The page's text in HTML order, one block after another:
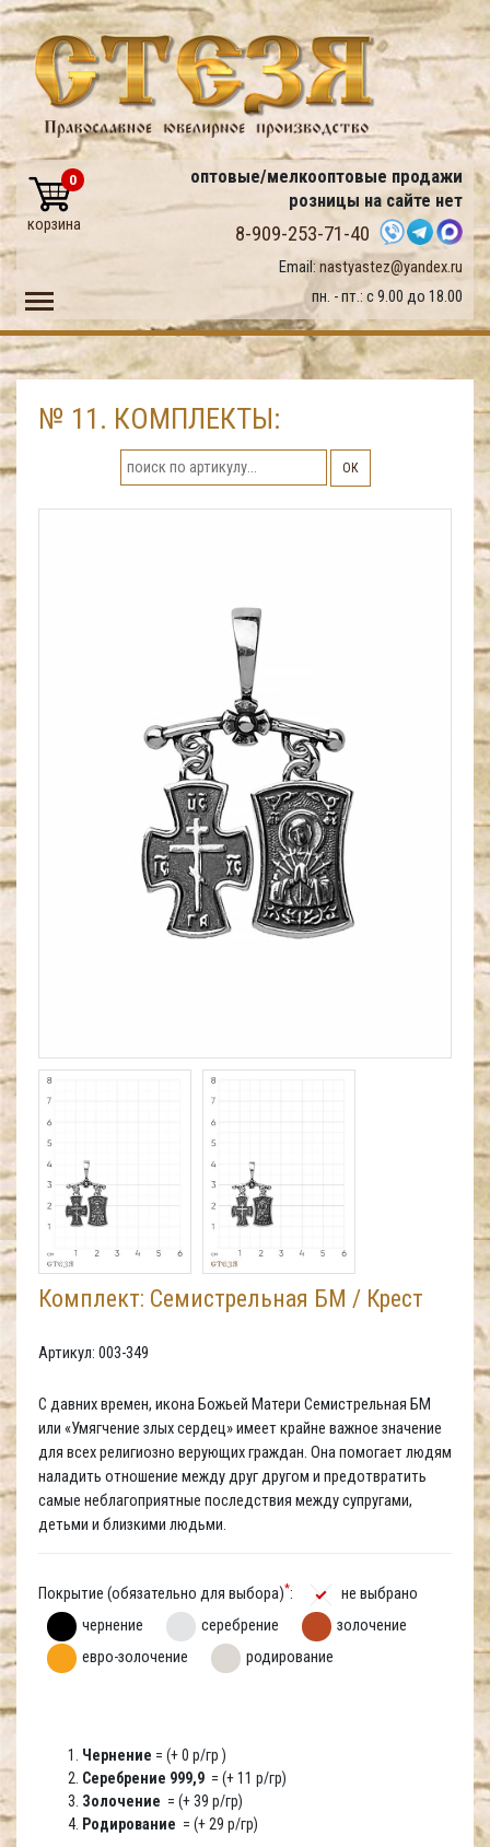
оптовые/мелкооптовые продажи
розницы на сайте нет
8-909-253-71-40
Email: nastyastez@yandex.ru
пн. - пт.: с 9.00 до 18.00
0
корзина
Toggle main menu visibility
№ 11. КОМПЛЕКТЫ:
ОК
Комплект: Семистрельная БМ / Крест
Артикул: 003-349
С давних времен, икона Божьей Матери Семистрельная БМ
или «Умягчение злых сердец» имеет крайне важное значение
для всех религиозно верующих граждан. Она помогает людям
наладить отношение между друг другом и предотвратить
самые неблагоприятные последствия между супругами,
детьми и близкими людьми.
Покрытие (обязательно для выбора)*:
не выбрано
чернение
серебрение
золочение
евро-золочение
родирование
Чернение = (+ 0 р/гр )
Серебрение 999,9 = (+ 11 р/гр)
Золочение = (+ 39 р/гр)
Родирование = (+ 29 р/гр)